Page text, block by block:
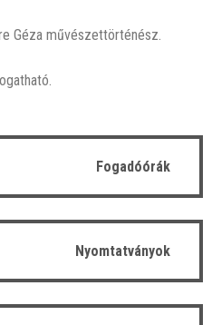
Géza művészettörténész.
Fogadóórák
Nyomtatványok